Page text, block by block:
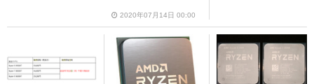
2020年07月14日 00:00